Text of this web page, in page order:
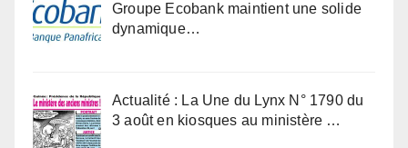
Groupe Ecobank maintient une solide
dynamique…
Actualité : La Une du Lynx N° 1790 du
3 août en kiosques au ministère …